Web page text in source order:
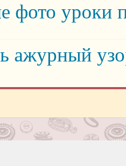
фото уроки
ажурный